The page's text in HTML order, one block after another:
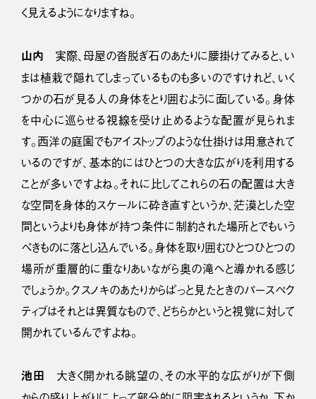
く見えるようになりますね。
山内 実際、母屋の沓脱ぎ石のあたりに腰掛けてみると、い
まは植栽で隠れてしまっているものも多いのですけれど、いく
つかの石が見る人の身体をとり囲むように面している。身体
を中心に巡らせる視線を受け止めるような配置が見られま
す。西洋の庭園でもアイストップのような仕掛けは用意されて
いるのですが、基本的にはひとつの大きな広がりを利用する
ことが多いですよね。それに比してこれらの石の配置は大き
な空間を身体的スケールに砕き直すというか、茫漠とした空
間というよりも身体が持つ条件に制約された場所とでもいう
べきものに落とし込んでいる。身体を取り囲むひとつひとつの
場所が重層的に重なりあいながら奥の滝へと導かれる感じ
でしょうか。クスノキのあたりからぱっと見たときのパースペク
ティブはそれとは異質なもので、どちらかというと視覚に対して
開かれているんですよね。
池田 大きく開かれる眺望の、その水平的な広がりが下側